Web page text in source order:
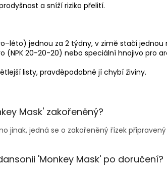
a sníží riziko přelití.
jednou za 2 týdny, v zimě stačí jednou
(NPK 20-20-20) nebo speciální hnojivo pro
listy, pravděpodobně jí chybí živiny.
Mask' zakořeněný?
jinak, jedná se o zakořeněný řízek
'Monkey Mask' po doručení?